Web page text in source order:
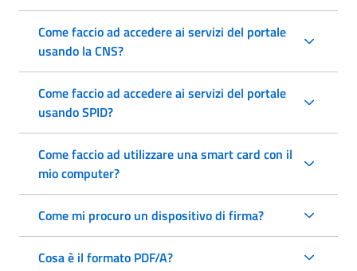
Come faccio ad accedere ai servizi del portale
usando la CNS?
Come faccio ad accedere ai servizi del portale
usando SPID?
Come faccio ad utilizzare una smart card con il
mio computer?
Come mi procuro un dispositivo di firma?
Cosa è il formato PDF/A?